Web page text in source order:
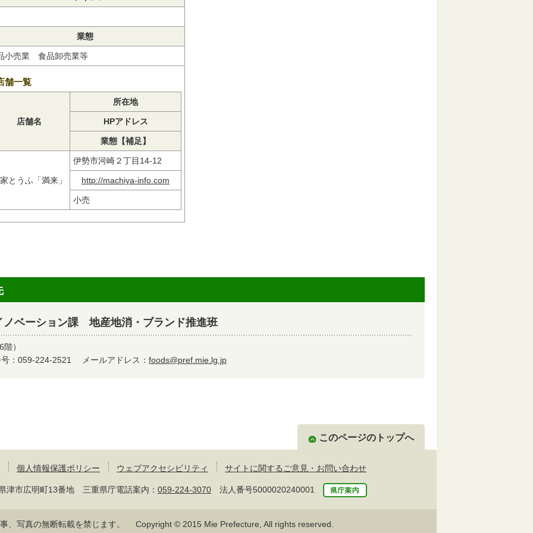
業態
小売業 食品卸売業等
舗一覧
店舗名
所在地
HPアドレス
業態【補足】
とうふ「満来」
伊勢市河崎２丁目14-12
http://machiya-info.com
小売
ベーション課 地産地消・ブランド推進班
）
：059-224-2521
メールアドレス： foods@pref.mie.lg.jp
このページのトップへ
個人情報保護ポリシー ウェブアクセシビリティ サイトに関するご意見・お問い合わせ
市広明町13番地 三重県庁電話案内： 059-224-3070 法人番号5000020240001
、写真の無断転載を禁じます。 Copyright © 2015 Mie Prefecture, All rights reserved.